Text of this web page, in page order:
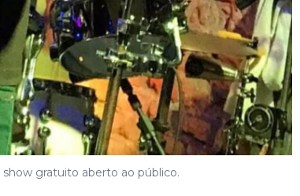
gratuito aberto ao público.